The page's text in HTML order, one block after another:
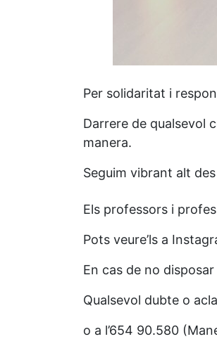
Per solidaritat i
Darrere de qualsevol
manera.
Seguim vibrant alt
Els professors i
Pots veure’ls a
En cas de no
Qualsevol dubte o
o a l’654 90.580